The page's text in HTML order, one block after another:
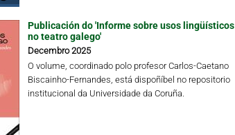
Publicación do 'Informe sobre usos lingüísticos
no teatro galego'
Decembro 2025
O volume, coordinado polo profesor Carlos-Caetano
Biscainho-Fernandes, está dispoñíbel no repositorio
institucional da Universidade da Coruña.